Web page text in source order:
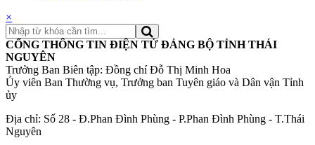
×
CỔNG THÔNG TIN ĐIỆN TỬ ĐẢNG BỘ TỈNH THÁI
NGUYÊN
Trưởng Ban Biên tập: Đồng chí Đỗ Thị Minh Hoa
Ủy viên Ban Thường vụ, Trưởng ban Tuyên giáo và Dân vận Tỉnh
ủy
Địa chỉ: Số 28 - Đ.Phan Đình Phùng - P.Phan Đình Phùng - T.Thái
Nguyên